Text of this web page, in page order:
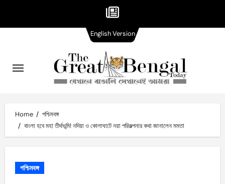
content
Home
পশ্চিমবঙ্গ
বাংলা হবে মহা তীর্থভূমি! নদিয়া ও কোলাঘাটে নয়া পরিকল্পনার কথা জানালেন মমতা
পশ্চিমবঙ্গ
English VersionVersion